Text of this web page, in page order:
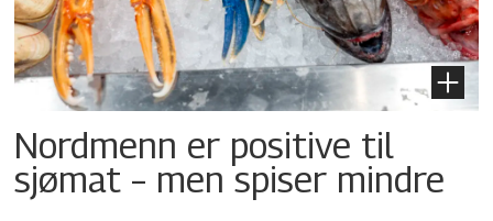
Nordmenn er positive til
sjømat – men spiser mindre